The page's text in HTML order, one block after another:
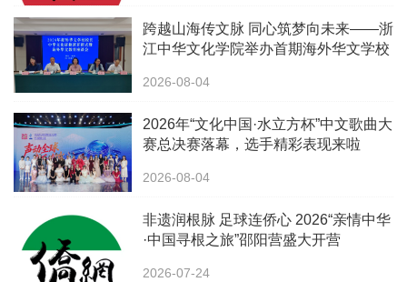
跨越山海传文脉 同心筑梦向未来——浙
江中华文化学院举办首期海外华文学校
2026-08-04
2026年“文化中国·水立方杯”中文歌曲大
赛总决赛落幕，选手精彩表现来啦
2026-08-04
非遗润根脉 足球连侨心 2026“亲情中华
·中国寻根之旅”邵阳营盛大开营
2026-07-24